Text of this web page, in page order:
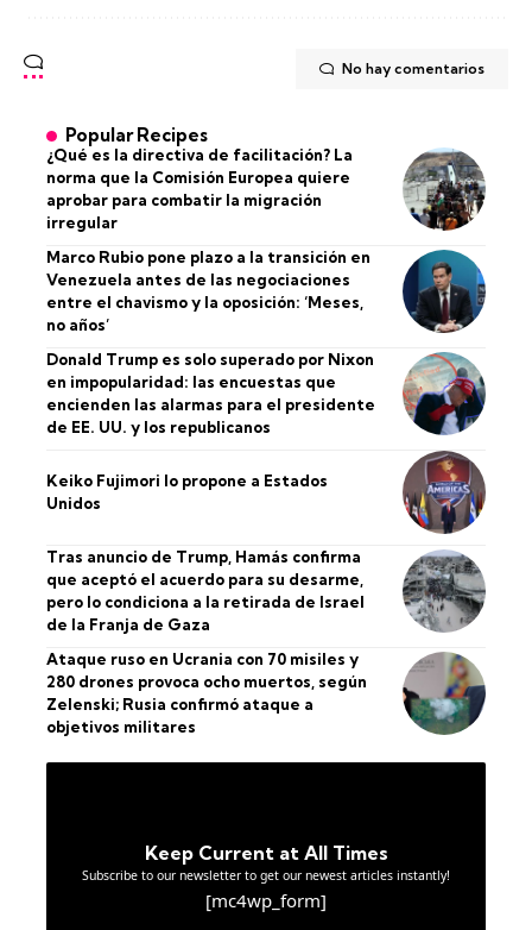
No hay comentarios
Popular Recipes
¿Qué es la directiva de facilitación? La
norma que la Comisión Europea quiere
aprobar para combatir la migración
irregular
Marco Rubio pone plazo a la transición en
Venezuela antes de las negociaciones
entre el chavismo y la oposición: ‘Meses,
no años’
Donald Trump es solo superado por Nixon
en impopularidad: las encuestas que
encienden las alarmas para el presidente
de EE. UU. y los republicanos
Keiko Fujimori lo propone a Estados
Unidos
Tras anuncio de Trump, Hamás confirma
que aceptó el acuerdo para su desarme,
pero lo condiciona a la retirada de Israel
de la Franja de Gaza
Ataque ruso en Ucrania con 70 misiles y
280 drones provoca ocho muertos, según
Zelenski; Rusia confirmó ataque a
objetivos militares
Keep Current at All Times
Subscribe to our newsletter to get our newest articles instantly!
[mc4wp_form]